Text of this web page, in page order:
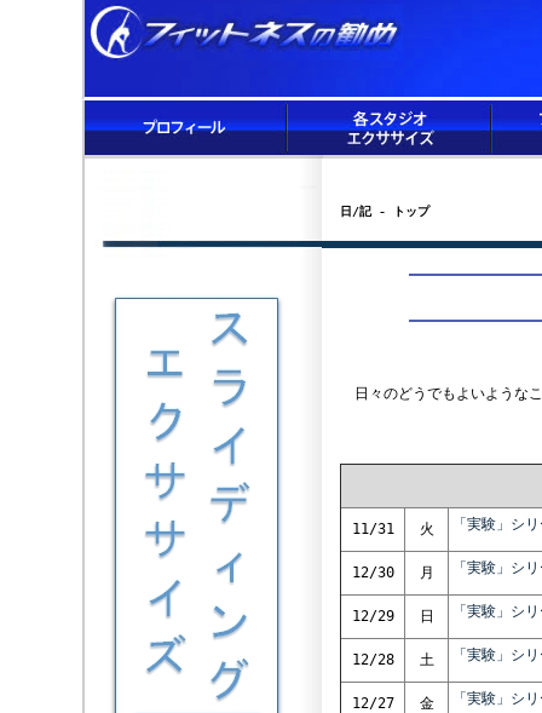
日/記 - トップ
日々のどうでもよいような
11/31 火 「実験」シ
12/30 月 「実験」シ
12/29 日 「実験」シ
12/28 土 「実験」シ
12/27 金 「実験」シ